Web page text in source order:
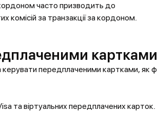
часто призводить до
комісій за транзакції за кордоном.
передплаченими картками, як
та віртуальних передплачених карток.